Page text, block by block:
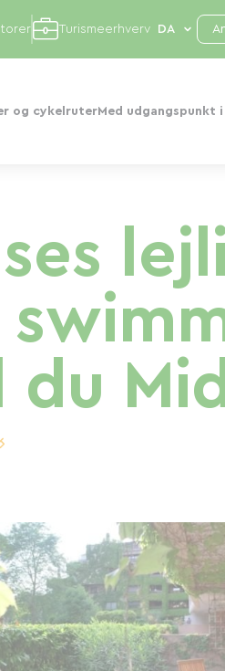
og cykelruterMed udgangspunkt
Turismeerhverv
du